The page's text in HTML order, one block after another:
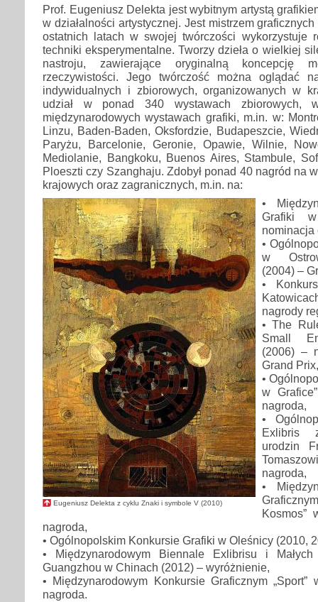
Prof. Eugeniusz Delekta jest wybitnym artystą
w działalności artystycznej. Jest mistrzem
ostatnich latach w swojej twórczości wykorzystuje
techniki eksperymentalne. Tworzy dzieła o wielkiej
nastroju, zawierające oryginalną koncepcję
rzeczywistości. Jego twórczość można oglądać
indywidualnych i zbiorowych, organizowanych w
udział w ponad 340 wystawach
międzynarodowych wystawach grafiki, m.in. w:
Linzu, Baden-Baden, Oksfordzie, Budapeszcie,
Paryżu, Barcelonie, Geronie, Opawie, Wilnie,
Mediolanie, Bangkoku, Buenos Aires, Stambule,
Ploeszti czy Szanghaju. Zdobył ponad 40 nagród na
krajowych oraz zagranicznych, m.in. na:
Eugeniusz Delekta z cyklu Znaki i symbole V (2010)
•
Grafiki
nominacja
•
w
(2004) –
•
nagrody
• The
Small
(2006) –
Grand Prix,
•
w
nagroda,
•
Exlibris
urodzin
nagroda,
•
Kosmos”
nagroda,
• Ogólnopolskim Konkursie Grafiki w Oleśnicy (2010,
• Międzynarodowym Biennale Exlibrisu i
Guangzhou w Chinach (2012) – wyróżnienie,
• Międzynarodowym Konkursie Graficznym
nagroda.